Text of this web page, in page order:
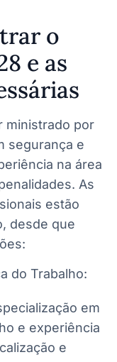
o
e as
ministrado por
segurança e
na área
As
estão
desde que
do Trabalho:
em
e experiência
e